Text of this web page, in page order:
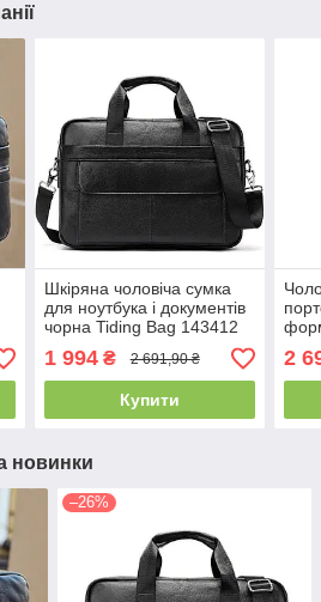
Шкіряна чоловіча сумка
для ноутбука і документів
чорна Tiding Bag 143412
1 994₴ 2 691,90 ₴
Купити
2
новинки
–26%